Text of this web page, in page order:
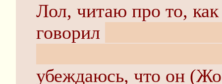
Лол, читаю про то,
говорил
убеждаюсь, что он